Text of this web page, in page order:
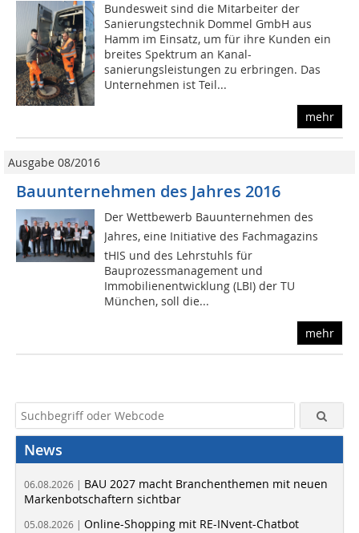
Bundesweit sind die Mitarbeiter der
Sanierungstechnik Dommel GmbH aus
Hamm im Einsatz, um für ihre Kunden ein
breites Spektrum an Kanal-
sanierungsleistungen zu erbringen. Das
Unternehmen ist Teil...
mehr
Ausgabe 08/2016
Bauunternehmen des Jahres 2016
Der Wettbewerb Bauunternehmen des
Jahres, eine Initiative des Fachmagazins
tHIS und des Lehrstuhls für
Bauprozessmanagement und
Immobilienentwicklung (LBI) der TU
München, soll die...
mehr
News
06.08.2026 | BAU 2027 macht Branchenthemen mit neuen
Markenbotschaftern sichtbar
05.08.2026 | Online-Shopping mit RE-INvent-Chatbot